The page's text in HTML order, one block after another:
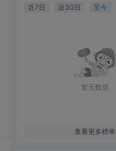
近7日 近30日 至今
暂无数据
查看更多榜单